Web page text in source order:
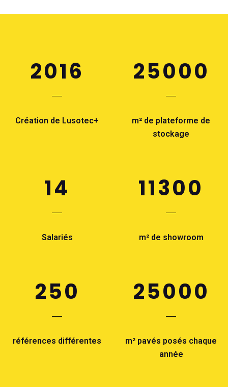
2016
Création de Lusotec+
25000
m² de plateforme de
stockage
14
Salariés
11300
m² de showroom
250
références différentes
25000
m² pavés posés chaque
année